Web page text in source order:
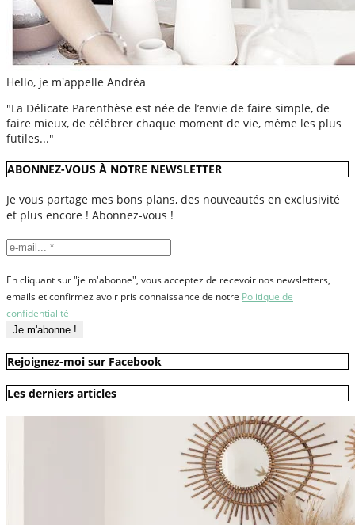
Hello, je m'appelle Andréa
"La Délicate Parenthèse est née de l’envie de faire simple, de
faire mieux, de célébrer chaque moment de vie, même les plus
futiles..."
ABONNEZ-VOUS À NOTRE NEWSLETTER
Je vous partage mes bons plans, des nouveautés en exclusivité
et plus encore ! Abonnez-vous !
En cliquant sur "je m'abonne", vous acceptez de recevoir nos newsletters,
emails et confirmez avoir pris connaissance de notre Politique de
confidentialité
Rejoignez-moi sur Facebook
Les derniers articles